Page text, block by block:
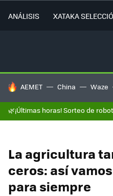
ANÁLISIS XATAKA
HOY SE HABLA DE
AEMET China Waze
🌿¡Últimas horas! Sorteo de
La agricultura
ceros: así
para siempre